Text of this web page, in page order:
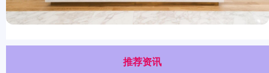
推荐资讯